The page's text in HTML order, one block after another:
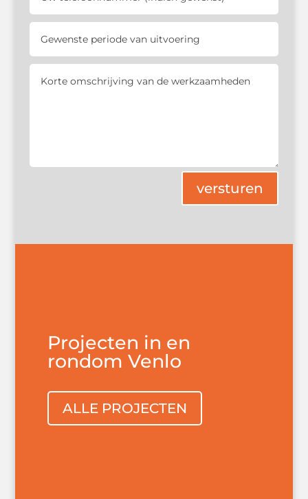
versturen
Projecten in en
rondom Venlo
ALLE PROJECTEN